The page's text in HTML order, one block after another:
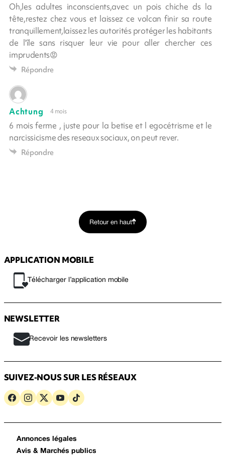
Oh,les adultes inconscients,avec un pois chiche ds la
tête,restez chez vous et laissez ce volcan finir sa route
tranquillement,laissez les autorités protéger les habitants
de l'île sans risquer leur vie pour aller chercher ces
imprudents😡
Répondre
Achtung 4 mois
6 mois ferme , juste pour la betise et l egocétrisme et le
narcissicisme des reseaux sociaux, on peut rever.
Répondre
Retour en haut
APPLICATION MOBILE
Télécharger l’application mobile
NEWSLETTER
Recevoir les newsletters
SUIVEZ-NOUS SUR LES RÉSEAUX
Annonces légales
Avis & Marchés publics